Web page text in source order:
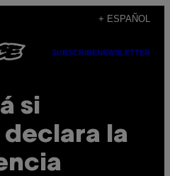
+ ESPAÑOL
SUBSCRIBENEWSLETTER
si
la